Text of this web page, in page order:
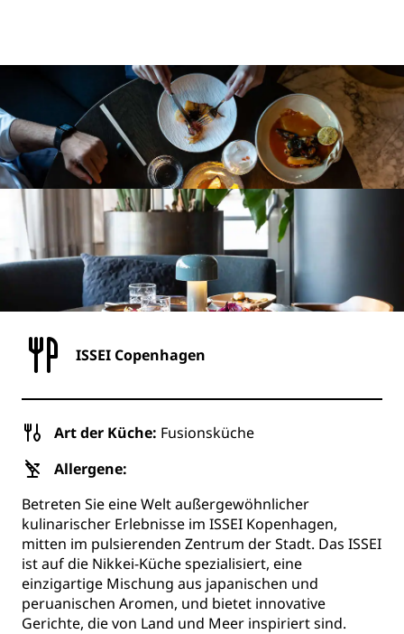
ISSEI Copenhagen
Art der Küche: Fusionsküche
Allergene:
Betreten Sie eine Welt außergewöhnlicher
kulinarischer Erlebnisse im ISSEI Kopenhagen,
mitten im pulsierenden Zentrum der Stadt. Das ISSEI
ist auf die Nikkei-Küche spezialisiert, eine
einzigartige Mischung aus japanischen und
peruanischen Aromen, und bietet innovative
Gerichte, die von Land und Meer inspiriert sind.